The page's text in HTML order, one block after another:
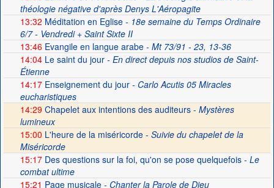
théologie négative d'après Denys L'Aéropagite
13:32 Méditation en Eglise- 18e semaine du Temps Ordinaire
6/7 - Vendredi + Saint Sixte II
13:46Evangile en langue arabe- Mt 73/91 - 23, 13-36
14:04Le saint du jour- En direct depuis nos studios de Saint-
Étienne
14:17Enseignement du jour- Carlo Acutis 05 Miracles
eucharistiques
14:29 Chapelet aux intentions des auditeurs - Mystères
lumineux
15:00 L'heure de la miséricorde - Suivie du chapelet de la
Miséricorde
15:17Des questions sur la foi, qu'on se pose quelquefois- Le
combat ultime
15:21 Page musicale- Chanter la Parole de Dieu